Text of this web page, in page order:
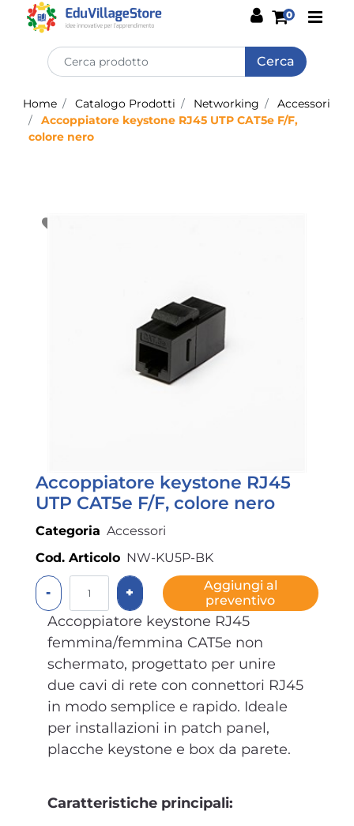
0
Home Catalogo Prodotti Networking
Accessori
Accoppiatore keystone RJ45 UTP CAT5e F/F,
colore nero
Accoppiatore keystone RJ45
UTP CAT5e F/F, colore nero
Categoria Accessori
Cod. Articolo NW-KU5P-BK
Quantità
Aggiungi al
preventivo
Accoppiatore keystone RJ45
femmina/femmina CAT5e non
schermato, progettato per unire
due cavi di rete con connettori RJ45
in modo semplice e rapido. Ideale
per installazioni in patch panel,
placche keystone e box da parete.
Caratteristiche principali: